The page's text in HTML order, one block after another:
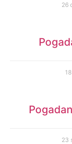
26
23